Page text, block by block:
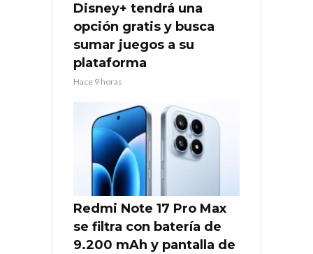
Disney+ tendrá una
opción gratis y busca
sumar juegos a su
plataforma
Hace 9 horas
Redmi Note 17 Pro Max
se filtra con batería de
9.200 mAh y pantalla de